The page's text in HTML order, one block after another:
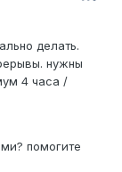
делать.
нужны
4 часа /
помогите